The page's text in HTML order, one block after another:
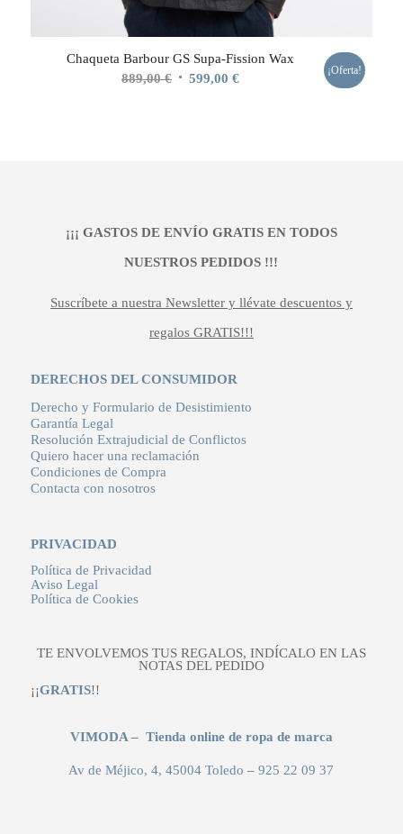
Chaqueta Barbour GS Supa-Fission Wax
889,00€ El 599,00 €El
¡Oferta!
¡¡¡ GASTOS DE ENVÍO GRATIS EN TODOS
NUESTROS PEDIDOS !!!
Suscríbete a nuestra Newsletter y llévate descuentos y
regalos GRATIS!!!
DERECHOS DEL CONSUMIDOR
Derecho y Formulario de Desistimiento
Garantía Legal
Resolución Extrajudicial de Conflictos
Quiero hacer una reclamación
Condiciones de Compra
Contacta con nosotros
PRIVACIDAD
Política de Privacidad
Aviso Legal
Política de Cookies
TE ENVOLVEMOS TUS REGALOS, INDÍCALO EN LAS
NOTAS DEL PEDIDO
¡¡GRATIS!!
VIMODA – Tienda online de ropa de marca
Av de Méjico, 4, 45004 Toledo –925 22 09 37